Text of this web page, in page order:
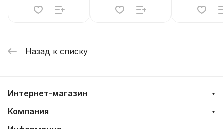
Назад к списку
Интернет-магазин
Компания